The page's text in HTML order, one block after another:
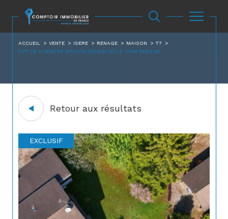
ACCUEIL VENTE ISERE RENAGE MAISON
T7
DPT 38 A VENDRE MAISON INDIVIDUELLE 170M RENAGE
Retour aux résultats
EXCLUSIF